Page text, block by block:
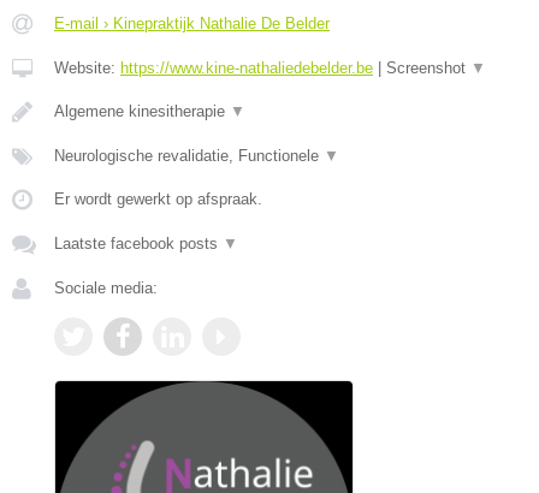
E-mail › Kinepraktijk Nathalie De Belder
Website: https://www.kine-nathaliedebelder.be | Screenshot ▼
Algemene kinesitherapie ▼
Neurologische revalidatie, Functionele ▼
Er wordt gewerkt op afspraak.
Laatste facebook posts ▼
Sociale media: